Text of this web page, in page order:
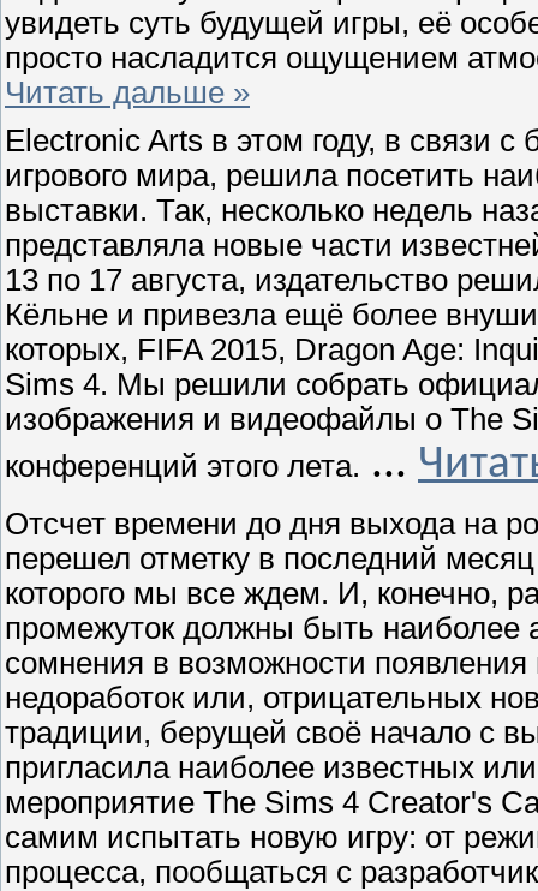
увидеть суть будущей игры, её
просто насладится ощущением
Читать дальше »
Electronic Arts в этом году, в связи
игрового мира, решила посетить
выставки. Так, несколько недель
представляла новые части
13 по 17 августа, издательство
Кёльне и привезла ещё более
которых, FIFA 2015, Dragon Age:
Sims 4. Мы решили собрать
изображения и видеофайлы о The
конференций этого лета. ...
Отсчет времени до дня выхода на
перешел отметку в последний
которого мы все ждем. И, конечно,
промежуток должны быть наиболее
сомнения в возможности
недоработок или, отрицательных
традиции, берущей своё начало с
пригласила наиболее известных
мероприятие The Sims 4 Creator's
самим испытать новую игру: от
процесса, пообщаться с